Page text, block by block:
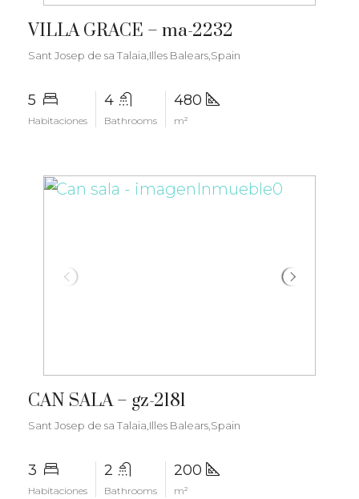
VILLA GRACE – ma-2232
Sant Josep de sa Talaia,Illes Balears,Spain
5
Habitaciones
4
Bathrooms
480
m²
CAN SALA – gz-2181
Sant Josep de sa Talaia,Illes Balears,Spain
3
Habitaciones
2
Bathrooms
200
m²